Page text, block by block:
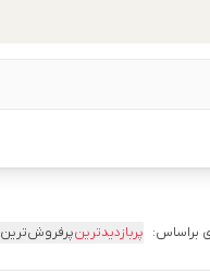
براساس: پربازدیدترینپرفروش‌ترین